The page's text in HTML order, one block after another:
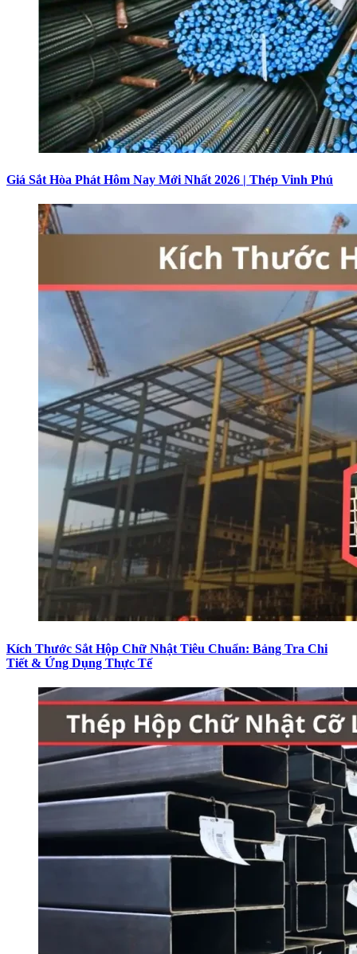
Giá Sắt Hòa Phát Hôm Nay Mới Nhất 2026 | Thép Vinh Phú
Kích Thước Sắt Hộp Chữ Nhật Tiêu Chuẩn: Bảng Tra Chi
Tiết & Ứng Dụng Thực Tế